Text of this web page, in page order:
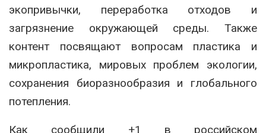
экопривычки, переработка отходов и
загрязнение окружающей среды. Также
контент посвящают вопросам пластика и
микропластика, мировых проблем экологии,
сохранения биоразнообразия и глобального
потепления.
Как сообщили +1 в российском